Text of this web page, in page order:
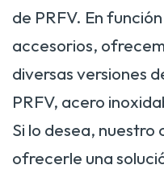
de PRFV. En
accesorios,
diversas versiones
PRFV, acero
Si lo desea,
ofrecerle una